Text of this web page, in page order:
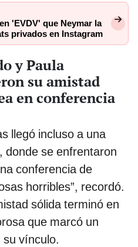
'EVDV' que Neymar la
privados en Instagram
y Paula
su amistad
en conferencia
llegó incluso a una
donde se enfrentaron
conferencia de
horribles”, recordó.
sólida terminó en
que marcó un
su vínculo.